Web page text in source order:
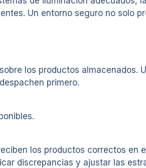
Un entorno seguro no solo
los productos almacenados.
primero.
los productos correctos en
discrepancias y ajustar las